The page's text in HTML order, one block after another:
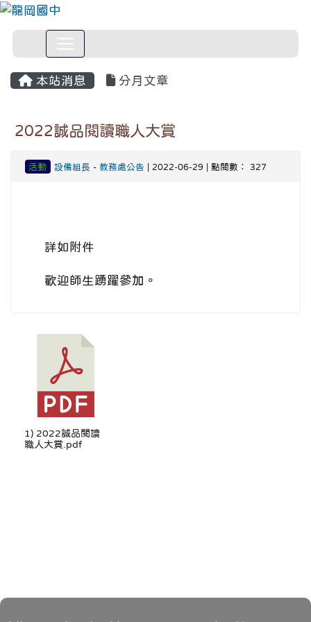
本站消息 分月文章
2022誠品閱讀職人大賞
活動 設備組長 - 教務處公告 | 2022-06-29 | 點閱數： 327
詳如附件
歡迎師生踴躍參加。
1) 2022誠品閱讀
職人大賞.pdf